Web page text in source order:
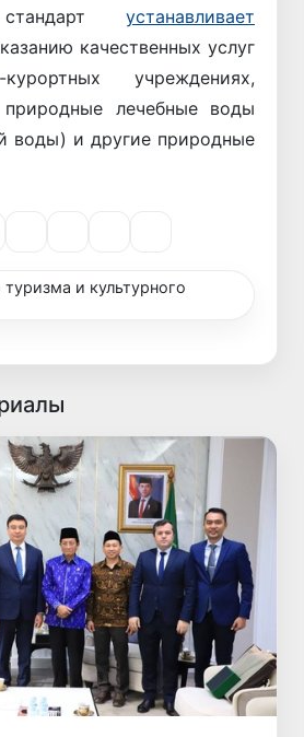
устанавливает
качественных услуг
учреждениях,
лечебные воды
воды) и другие природные
и культурного